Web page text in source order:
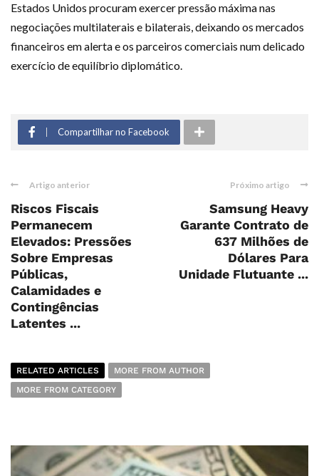
Estados Unidos procuram exercer pressão máxima nas
negociações multilaterais e bilaterais, deixando os mercados
financeiros em alerta e os parceiros comerciais num delicado
exercício de equilíbrio diplomático.
Compartilhar no Facebook
Artigo anterior
Riscos Fiscais
Permanecem
Elevados: Pressões
Sobre Empresas
Públicas,
Calamidades e
Contingências
Latentes ...
Próximo artigo
Samsung Heavy
Garante Contrato de
637 Milhões de
Dólares Para
Unidade Flutuante ...
RELATED ARTICLES
MORE FROM AUTHOR
MORE FROM CATEGORY